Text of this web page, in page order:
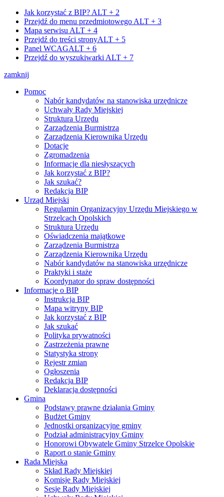
Jak korzystać z BIP? ALT + 2
Przejdź do menu przedmiotowego ALT + 3
Mapa serwisu ALT + 4
Przejdź do treści stronyALT + 5
Panel WCAGALT + 6
Przejdź do wyszukiwarki ALT + 7
zamknij
Pomoc
Nabór kandydatów na stanowiska urzędnicze
Uchwały Rady Miejskiej
Struktura Urzędu
Zarządzenia Burmistrza
Zarządzenia Kierownika Urzędu
Dotacje
Zgromadzenia
Informacje dla niesłyszących
Jak korzystać z BIP?
Jak szukać?
Redakcja BIP
Urząd Miejski
Regulamin Organizacyjny Urzędu Miejskiego w
Strzelcach Opolskich
Struktura Urzędu
Oświadczenia majątkowe
Zarządzenia Burmistrza
Zarządzenia Kierownika Urzędu
Nabór kandydatów na stanowiska urzędnicze
Praktyki i staże
Koordynator do spraw dostępności
Informacje o BIP
Instrukcja BIP
Mapa witryny BIP
Jak korzystać z BIP
Jak szukać
Polityka prywatności
Zastrzeżenia prawne
Statystyka strony
Rejestr zmian
Ogłoszenia
Redakcja BIP
Deklaracja dostępności
Gmina
Podstawy prawne działania Gminy
Budżet Gminy
Jednostki organizacyjne gminy
Podział administracyjny Gminy
Honorowi Obywatele Gminy Strzelce Opolskie
Raport o stanie Gminy
Rada Miejska
Skład Rady Miejskiej
Komisje Rady Miejskiej
Sesje Rady Miejskiej